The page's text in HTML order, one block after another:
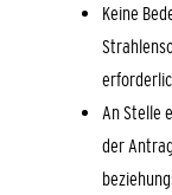
Keine
An Stelle
der